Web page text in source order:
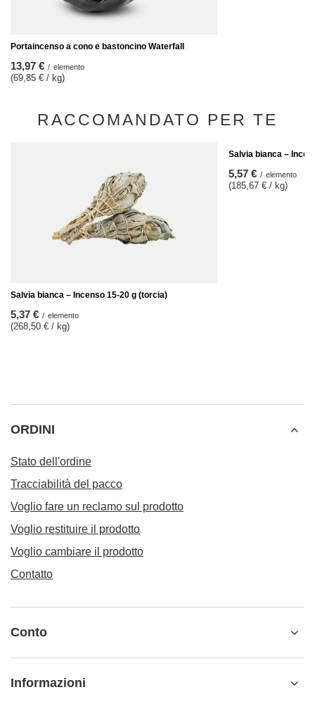
Portaincenso a cono e bastoncino Waterfall
13,97 € / elemento
(69,85 € / kg)
RACCOMANDATO PER TE
Salvia bianca – Incenso 15-20 g (torcia)
5,37 € / elemento
(268,50 € / kg)
Salvia bianca –
5,57 € / elemento
(185,67 € / kg)
ORDINI
Stato dell'ordine
Tracciabilità del pacco
Voglio fare un reclamo sul prodotto
Voglio restituire il prodotto
Voglio cambiare il prodotto
Contatto
Conto
Informazioni